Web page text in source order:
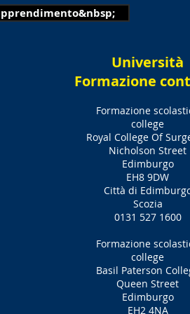
Università
Formazione
Formazione
college
Royal College Of
Nicholson Street
Edimburgo
EH8 9DW
Città di
Scozia
0131 527 1600
Formazione
college
Basil Paterson
Queen Street
Edimburgo
EH2 4NA